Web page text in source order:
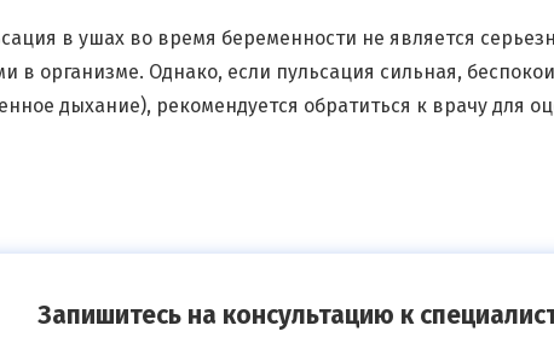
в ушах во время беременности не является
организме. Однако, если пульсация сильная,
дыхание), рекомендуется обратиться к врачу для
Запишитесь на консультацию к